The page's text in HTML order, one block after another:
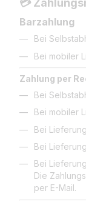
💳
Barzahlung
Bei
Bei mobiler
Zahlung per
Bei
Bei mobiler
Bei
Bei
Bei
Die
per E-Mail.